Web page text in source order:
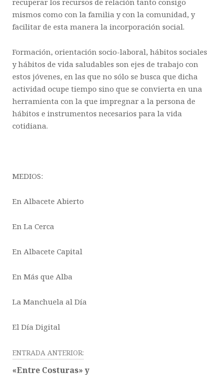
recuperar los recursos de relación tanto consigo
mismos como con la familia y con la comunidad, y
facilitar de esta manera la incorporación social.
Formación, orientación socio-laboral, hábitos sociales
y hábitos de vida saludables son ejes de trabajo con
estos jóvenes, en las que no sólo se busca que dicha
actividad ocupe tiempo sino que se convierta en una
herramienta con la que impregnar a la persona de
hábitos e instrumentos necesarios para la vida
cotidiana.
MEDIOS:
En Albacete Abierto
En La Cerca
En Albacete Capital
En Más que Alba
La Manchuela al Día
El Día Digital
Navegación
de
ENTRADA ANTERIOR:
«Entre Costuras» y